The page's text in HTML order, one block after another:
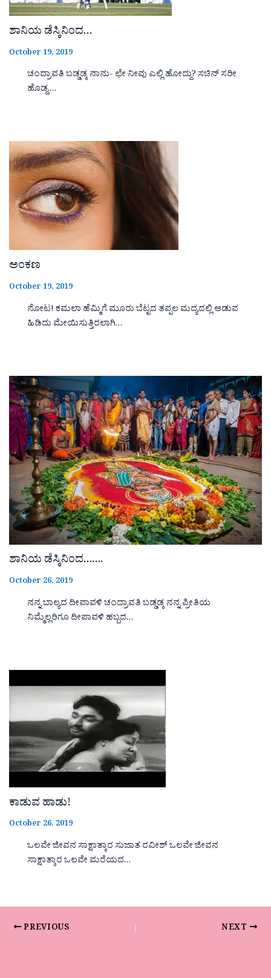
ಶಾನಿಯ ಡೆಸ್ಕಿನಿಂದ…
October 19, 2019
ಚಂದ್ರಾವತಿ ಬಡ್ಡಡ್ಕ ನಾನು- ಛೇ ನೀವು ಎಲ್ಲಿ ಹೋದ್ದು? ಸಚಿನ್ ಸರೀ
ಹೊಡ್ದ,…
ಅಂಕಣ
October 19, 2019
ನೋಟ! ಕಮಲಾ ಹೆಮ್ಮಿಗೆ ಮೂರು ಬೆಟ್ಟದ ತಪ್ಪಲ ಮದ್ಯದಲ್ಲಿ ಆಡುವ
ಹಿಡಿದು ಮೇಯಿಸುತ್ತಿರಲಾಗಿ…
ಶಾನಿಯ ಡೆಸ್ಕಿನಿಂದ…….
October 26, 2019
ನನ್ನ ಬಾಲ್ಯದ ದೀಪಾವಳಿ ಚಂದ್ರಾವತಿ ಬಡ್ಡಡ್ಕ ನನ್ನ ಪ್ರೀತಿಯ
ನಿಮ್ಮೆಲ್ಲರಿಗೂ ದೀಪಾವಳಿ ಹಬ್ಬದ…
ಕಾಡುವ ಹಾಡು!
October 26, 2019
ಒಲವೇ ಜೀವನ ಸಾಕ್ಷಾತ್ಕಾರ ಸುಜಾತ ರವೀಶ್ ಒಲವೇ ಜೀವನ
ಸಾಕ್ಷಾತ್ಕಾರ ಒಲವೇ ಮರೆಯದ…
PREVIOUS NEXT